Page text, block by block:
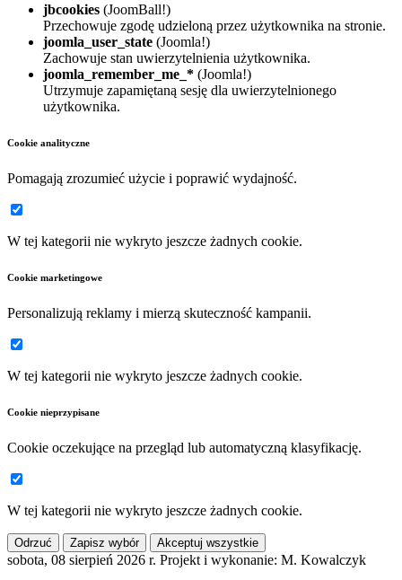
jbcookies (JoomBall!)
Przechowuje zgodę udzieloną przez użytkownika na stronie.
joomla_user_state (Joomla!)
Zachowuje stan uwierzytelnienia użytkownika.
joomla_remember_me_* (Joomla!)
Utrzymuje zapamiętaną sesję dla uwierzytelnionego
użytkownika.
Cookie analityczne
Pomagają zrozumieć użycie i poprawić wydajność.
W tej kategorii nie wykryto jeszcze żadnych cookie.
Cookie marketingowe
Personalizują reklamy i mierzą skuteczność kampanii.
W tej kategorii nie wykryto jeszcze żadnych cookie.
Cookie nieprzypisane
Cookie oczekujące na przegląd lub automatyczną klasyfikację.
W tej kategorii nie wykryto jeszcze żadnych cookie.
Odrzuć Zapisz wybór Akceptuj wszystkie
sobota, 08 sierpień 2026 r. Projekt i wykonanie: M. Kowalczyk